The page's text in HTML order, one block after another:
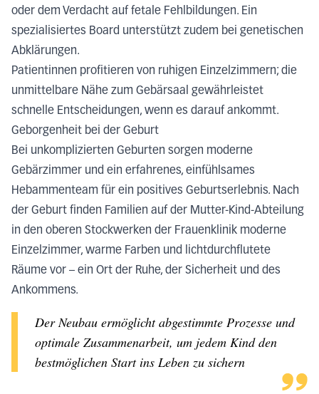
oder dem Verdacht auf fetale Fehlbildungen. Ein
spezialisiertes Board unterstützt zudem bei genetischen
Abklärungen.
Patientinnen profitieren von ruhigen Einzelzimmern; die
unmittelbare Nähe zum Gebärsaal gewährleistet
schnelle Entscheidungen, wenn es darauf ankommt.
Geborgenheit bei der Geburt
Bei unkomplizierten Geburten sorgen moderne
Gebärzimmer und ein erfahrenes, einfühlsames
Hebammenteam für ein positives Geburtserlebnis. Nach
der Geburt finden Familien auf der Mutter-Kind-Abteilung
in den oberen Stockwerken der Frauenklinik moderne
Einzelzimmer, warme Farben und lichtdurchflutete
Räume vor – ein Ort der Ruhe, der Sicherheit und des
Ankommens.
Der Neubau ermöglicht abgestimmte Prozesse und
optimale Zusammenarbeit, um jedem Kind den
bestmöglichen Start ins Leben zu sichern